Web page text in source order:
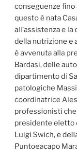
conseguenze fino
questo è nata
all’assistenza e
della nutrizione e
è avvenuta alla
Bardasi, delle
dipartimento di
patologiche
coordinatrice
professionisti
presidente eletto
Luigi Swich, e
Puntoeacapo